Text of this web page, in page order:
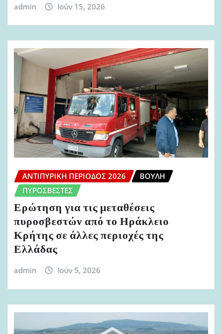
admin Ιούν 15, 2026
ΑΝΤΙΠΥΡΙΚΉ ΠΕΡΊΟΔΟΣ 2026
ΒΟΥΛΉ
ΠΥΡΟΣΒΈΣΤΕΣ
Ερώτηση για τις μεταθέσεις
πυροσβεστών από το Ηράκλειο
Κρήτης σε άλλες περιοχές της
Ελλάδας
admin Ιούν 5, 2026